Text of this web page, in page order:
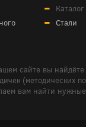
Стали
сайте вы
(методических
вам найти